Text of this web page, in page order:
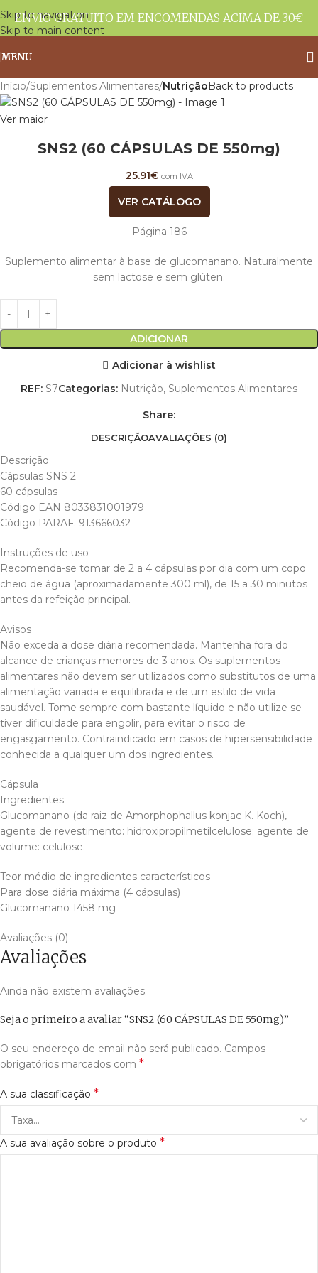
Skip to navigation
Skip to main content
ENVIO GRATUITO EM ENCOMENDAS ACIMA DE 30€
MENU
Início Suplementos Alimentares NutriçãoBack to products
Ver maior
SNS2 (60 CÁPSULAS DE 550mg)
25.91€ com IVA
VER CATÁLOGO
Página 186
Suplemento alimentar à base de glucomanano. Naturalmente
sem lactose e sem glúten.
ADICIONAR
Adicionar à wishlist
REF: S7Categorias: Nutrição, Suplementos Alimentares
Share:
DESCRIÇÃOAVALIAÇÕES (0)
Descrição
Cápsulas SNS 2
60 cápsulas
Código EAN 8033831001979
Código PARAF. 913666032
Instruções de uso
Recomenda-se tomar de 2 a 4 cápsulas por dia com um copo
cheio de água (aproximadamente 300 ml), de 15 a 30 minutos
antes da refeição principal.
Avisos
Não exceda a dose diária recomendada. Mantenha fora do
alcance de crianças menores de 3 anos. Os suplementos
alimentares não devem ser utilizados como substitutos de uma
alimentação variada e equilibrada e de um estilo de vida
saudável. Tome sempre com bastante líquido e não utilize se
tiver dificuldade para engolir, para evitar o risco de
engasgamento. Contraindicado em casos de hipersensibilidade
conhecida a qualquer um dos ingredientes.
Cápsula
Ingredientes
Glucomanano (da raiz de Amorphophallus konjac K. Koch),
agente de revestimento: hidroxipropilmetilcelulose; agente de
volume: celulose.
Teor médio de ingredientes característicos
Para dose diária máxima (4 cápsulas)
Glucomanano 1458 mg
Avaliações (0)
Avaliações
Ainda não existem avaliações.
Seja o primeiro a avaliar “SNS2 (60 CÁPSULAS DE 550mg)”
O seu endereço de email não será publicado. Campos
obrigatórios marcados com *
A sua classificação *
A sua avaliação sobre o produto *